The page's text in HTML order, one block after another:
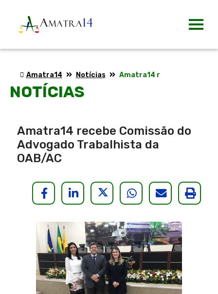
NOTÍCIAS
Amatra14 Notícias Amatra14 recebe Comissão do Advogado Trabalhista da OAB/AC
Amatra14 recebe Comissão do
Advogado Trabalhista da
OAB/AC